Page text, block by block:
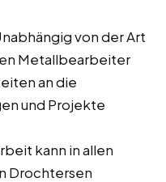
von der Art
Metallbearbeiter
an die
und Projekte
kann in allen
Drochtersen